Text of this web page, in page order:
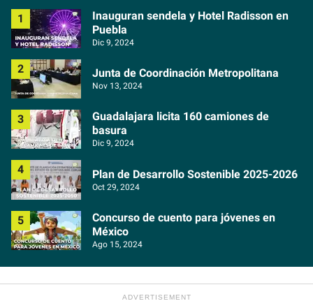
Inauguran sendela y Hotel Radisson en
Puebla
Dic 9, 2024
Junta de Coordinación Metropolitana
Nov 13, 2024
Guadalajara licita 160 camiones de
basura
Dic 9, 2024
Plan de Desarrollo Sostenible 2025-2026
Oct 29, 2024
Concurso de cuento para jóvenes en
México
Ago 15, 2024